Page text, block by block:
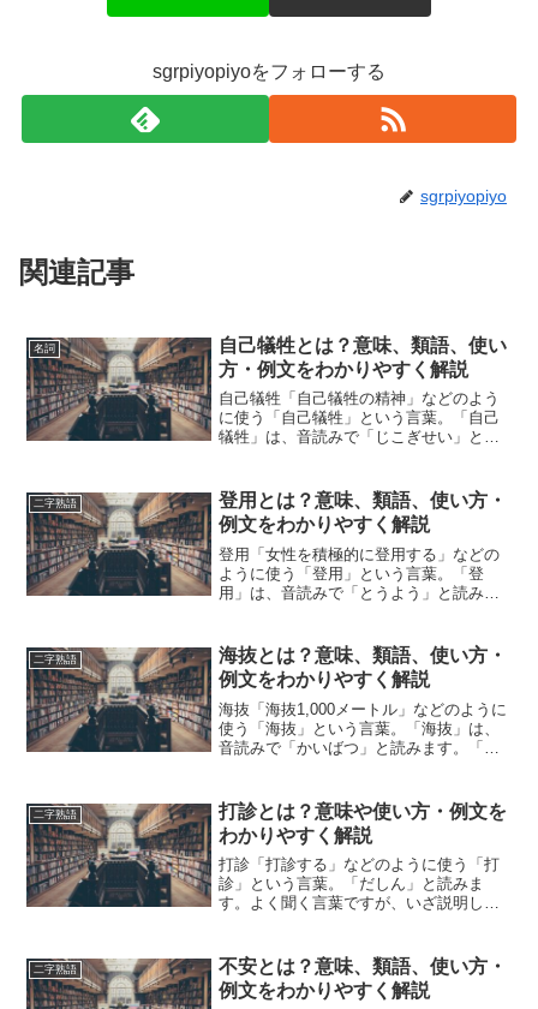
sgrpiyopiyoをフォローする
sgrpiyopiyo
関連記事
名詞
自己犠牲とは？意味、類語、使い
方・例文をわかりやすく解説
自己犠牲「自己犠牲の精神」などのよう
に使う「自己犠牲」という言葉。「自己
犠牲」は、音読みで「じこぎせい」と読
「自己犠牲」の意味や使い方や類語につ
いて、小説などの用例を紹介...
二字熟語
登用とは？意味、類語、使い方・
例文をわかりやすく解説
登用「女性を積極的に登用する」などの
ように使う「登用」という言葉。「登
用」は、音読みで「とうよう」と読みま
意味や使い方や類語について、小説など
の用例を紹介しながら、わか...
二字熟語
海抜とは？意味、類語、使い方・
例文をわかりやすく解説
海抜「海抜1,000メートル」などのように
使う「海抜」という言葉。「海抜」は、
音読みで「かいばつ」と読みます。「海
い方や類語について、小説などの用例を
紹介しながら、わか...
二字熟語
打診とは？意味や使い方・例文を
わかりやすく解説
打診「打診する」などのように使う「打
診」という言葉。「だしん」と読みま
す。よく聞く言葉ですが、いざ説明しよ
方について、小説などの用例を紹介しな
がら、わかりやすく解説して...
二字熟語
不安とは？意味、類語、使い方・
例文をわかりやすく解説